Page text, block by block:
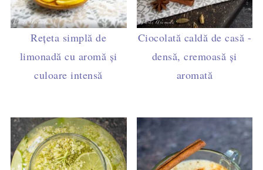
Rețeta simplă de
limonadă cu aromă și
culoare intensă
Ciocolată caldă de casă -
densă, cremoasă și
aromată